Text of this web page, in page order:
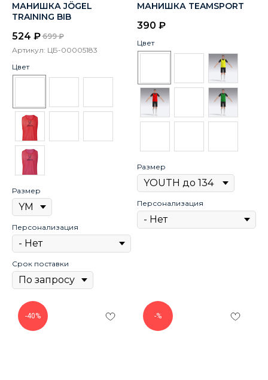
МАНИШКА JÖGEL
TRAINING BIB
524 ₽ 699 ₽
Артикул: ЦБ-00005183
Цвет
Размер
Персонализация
Срок поставки
МАНИШКА TEAMSPORT
390 ₽
Цвет
Размер
Персонализация
-40% -%